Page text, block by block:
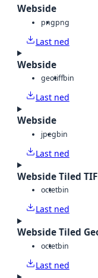
Webside
pngpng
Last ned
Webside
geotiffbin
Last ned
Webside
jpegbin
Last ned
Webside Tiled
octetbin
Last ned
Webside Tiled
octetbin
Last ned